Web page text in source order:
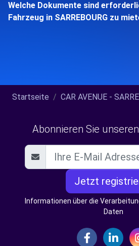
Welche Dokumente sind
Fahrzeug in SARREBOURG zu
Startseite CAR AVENUE -
Abonnieren Sie
Jetzt
Informationen über die
Daten